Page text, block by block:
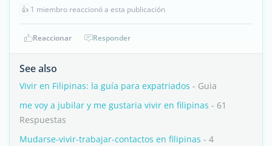
👍 1 miembro reaccionó a esta publicación
Reaccionar Responder
See also
Vivir en Filipinas: la guía para expatriados - Guia
me voy a jubilar y me gustaria vivir en filipinas - 61
Respuestas
Mudarse-vivir-trabajar-contactos en filipinas - 4